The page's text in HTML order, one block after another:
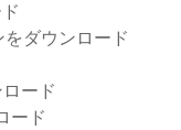
ダウンロード
ード
ード